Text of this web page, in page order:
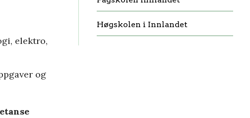
elektro,
og
Høgskolen i Innlandet